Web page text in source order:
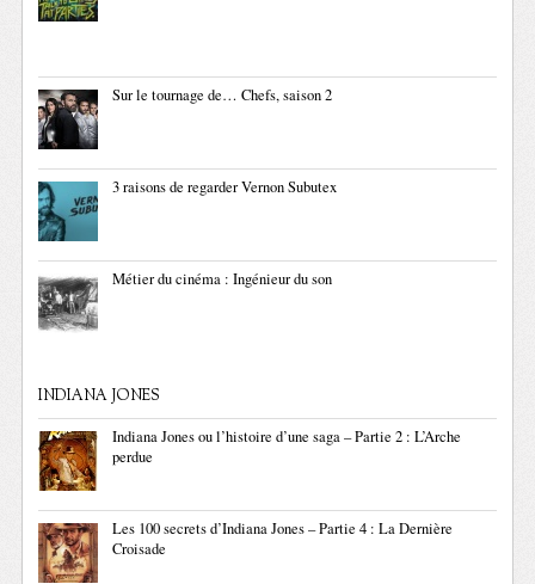
Sur le tournage de… Chefs, saison 2
3 raisons de regarder Vernon Subutex
Métier du cinéma : Ingénieur du son
INDIANA JONES
Indiana Jones ou l’histoire d’une saga – Partie 2 : L’Arche
perdue
Les 100 secrets d’Indiana Jones – Partie 4 : La Dernière
Croisade